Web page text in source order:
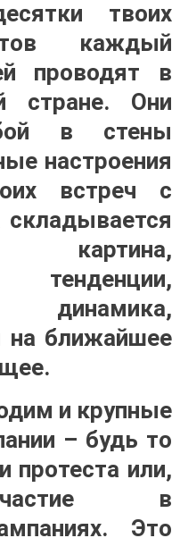
твоих
каждый
проводят в
стране. Они
в стены
настроения
встреч с
складывается
картина,
динамика,
ближайшее
и крупные
– будь то
протеста или,
в
Это